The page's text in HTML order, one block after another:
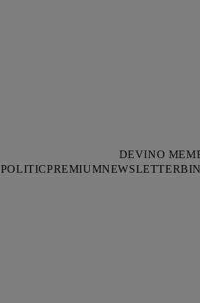
DEVINO
POLITICPREMIUMNEWSLETTER